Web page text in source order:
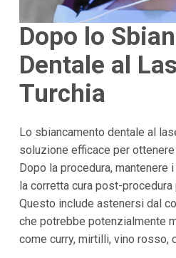
Dopo lo
Dentale al
Turchia
Lo sbiancamento dentale al
soluzione efficace per
Dopo la procedura, mantenere
la corretta cura post-
Questo include astenersi dal
che potrebbe potenzialmente
come curry, mirtilli, vino rosso,